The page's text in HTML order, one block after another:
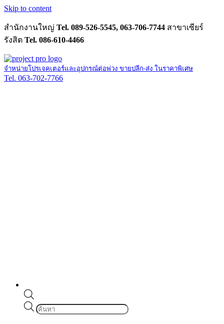
Skip to content
สำนักงานใหญ่ Tel. 089-526-5545, 063-706-7744 สาขาเซียร์
รังสิต Tel. 086-610-4466
จำหน่ายโปรเจคเตอร์และอุปกรณ์ต่อพ่วง ขายปลีก-ส่ง ในราคาพิเศษ
Tel. 063-702-7766
Products
search